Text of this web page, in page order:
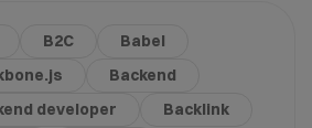
B2C
Babel
Backend
developer
Backlink